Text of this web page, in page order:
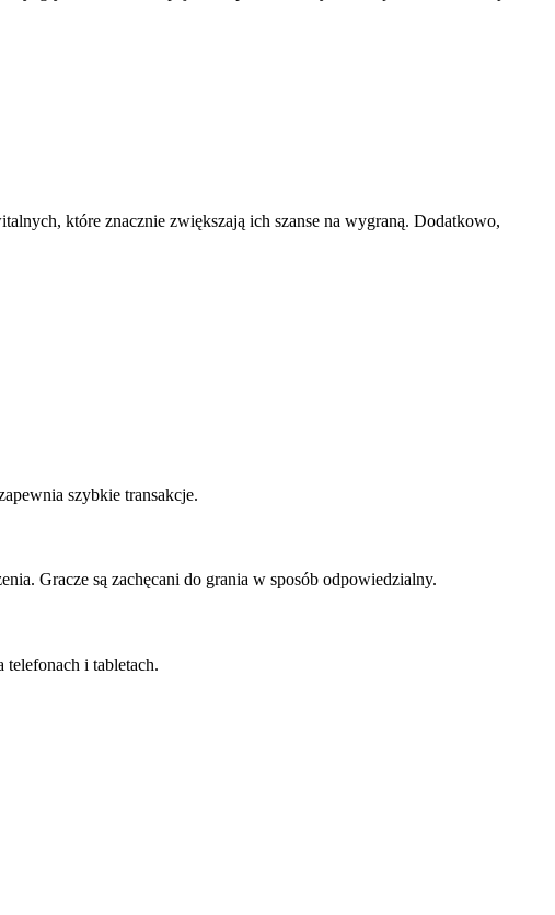
które znacznie zwiększają ich szanse na wygraną. Dodatkowo,
szybkie transakcje.
Gracze są zachęcani do grania w sposób odpowiedzialny.
i tabletach.